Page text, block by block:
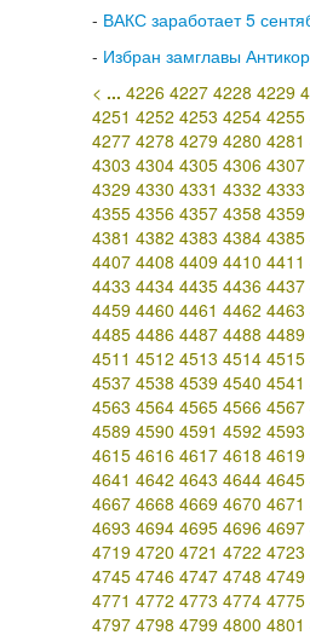
- ВАКС заработает 5
- Избран замглавы
< ... 4226 4227 4228 4229
4251 4252 4253 4254 4255
4277 4278 4279 4280 4281
4303 4304 4305 4306 4307
4329 4330 4331 4332 4333
4355 4356 4357 4358 4359
4381 4382 4383 4384 4385
4407 4408 4409 4410 4411
4433 4434 4435 4436 4437
4459 4460 4461 4462 4463
4485 4486 4487 4488 4489
4511 4512 4513 4514 4515
4537 4538 4539 4540 4541
4563 4564 4565 4566 4567
4589 4590 4591 4592 4593
4615 4616 4617 4618 4619
4641 4642 4643 4644 4645
4667 4668 4669 4670 4671
4693 4694 4695 4696 4697
4719 4720 4721 4722 4723
4745 4746 4747 4748 4749
4771 4772 4773 4774 4775
4797 4798 4799 4800 4801